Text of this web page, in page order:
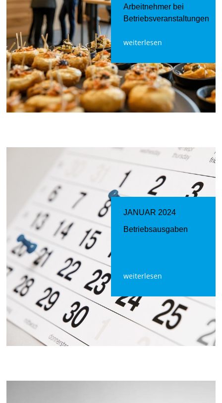
Arbeitnehmer bei
Betriebsveranstaltungen
weiterlesen
JANUAR 2024
Betriebsausgaben
weiterlesen